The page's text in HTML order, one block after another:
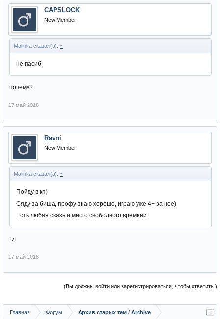
CAPSLOCK
New Member
Malinka сказал(а): ↑
не пасиб
почему?
17 май 2018
Ravni
New Member
Malinka сказал(а): ↑
Пойду в кп)
Сяду за биша, профу знаю хорошо, играю уже 4+ за нее)
Есть любая связь и много свободного времени
Гл
17 май 2018
(Вы должны войти или зарегистрироваться, чтобы ответить.)
Главная Форум Архив старых тем / Archive